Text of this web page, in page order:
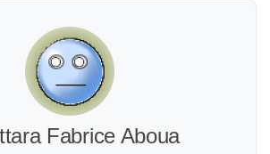
Fabrice Aboua